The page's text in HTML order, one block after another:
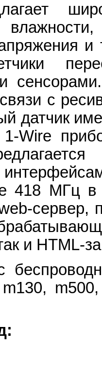
с
датчик
1-Wire
418 МГц
сервер,
и HTML-